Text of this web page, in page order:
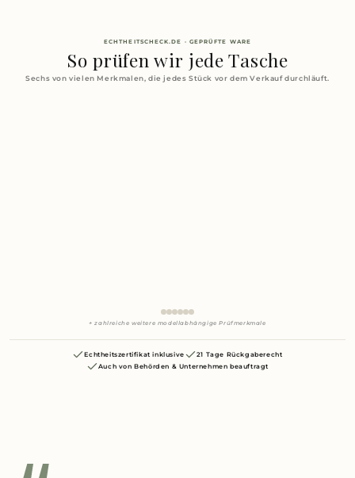
ECHTHEITSCHECK.DE · GEPRÜFTE WARE
So prüfen wir jede Tasche
Sechs von vielen Merkmalen, die jedes Stück vor dem Verkauf durchläuft.
+ zahlreiche weitere modellabhängige Prüfmerkmale
Echtheitszertifikat inklusive
21 Tage Rückgaberecht
Auch von Behörden & Unternehmen beauftragt